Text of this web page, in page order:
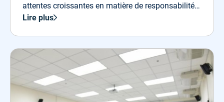
attentes croissantes en matière de responsabilité
sociétale.
Lire plus